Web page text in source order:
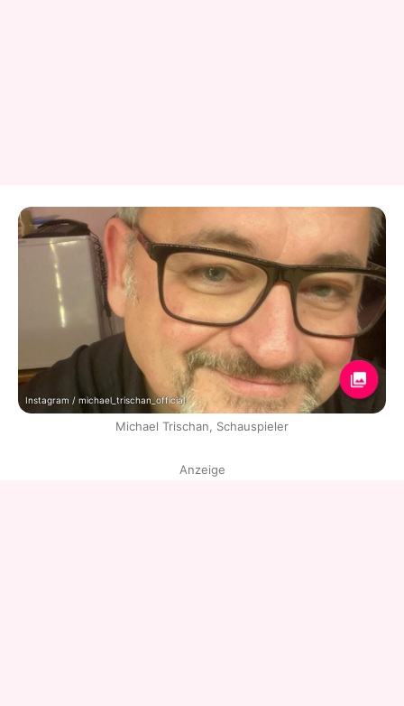
Instagram / michael_trischan_official
Michael Trischan, Schauspieler
Anzeige